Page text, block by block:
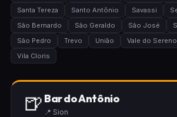
Santa Tereza
Santo Antônio Savassi
São Bernardo
São Geraldo São José
São Pedro
Trevo União Vale do Sereno
Vila Cloris
🍺 Bar do Antônio
📍 Sion